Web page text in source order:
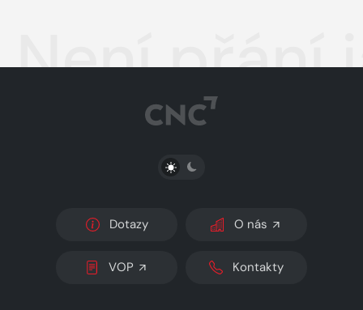
Není přání
PŘEPNOUT SVĚTLÝ/TMAVÝ REŽIM
Dotazy O nás
VOP Kontakty